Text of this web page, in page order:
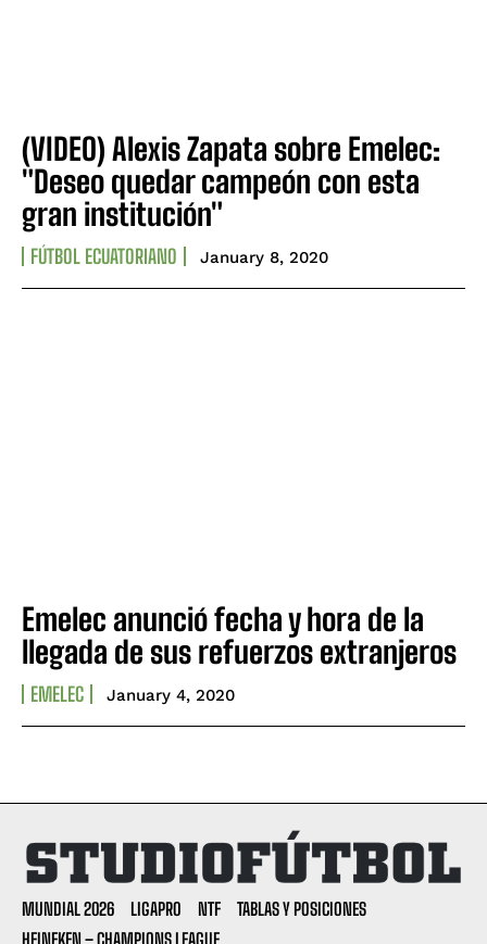
(VIDEO) Alexis Zapata sobre Emelec:
"Deseo quedar campeón con esta
gran institución"
FÚTBOL ECUATORIANO January 8, 2020
Emelec anunció fecha y hora de la
llegada de sus refuerzos extranjeros
EMELEC January 4, 2020
MUNDIAL 2026 LIGAPRO NTF
TABLAS Y POSICIONES
HEINEKEN – CHAMPIONS LEAGUE